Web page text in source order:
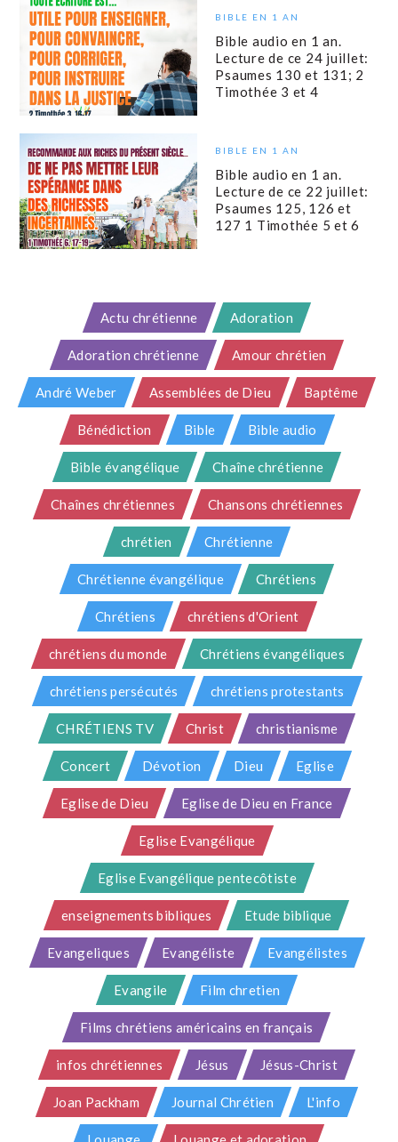
BIBLE EN 1 AN
Bible audio en 1 an.
Lecture de ce 24 juillet:
Psaumes 130 et 131; 2
Timothée 3 et 4
BIBLE EN 1 AN
Bible audio en 1 an.
Lecture de ce 22 juillet:
Psaumes 125, 126 et
127 1 Timothée 5 et 6
Actu chrétienne Adoration
Adoration chrétienne Amour chrétien
André Weber Assemblées de Dieu Baptême
Bénédiction Bible Bible audio
Bible évangélique Chaîne chrétienne
Chaînes chrétiennes Chansons chrétiennes
chrétien Chrétienne
Chrétienne évangélique Chrétiens
Chrétiens chrétiens d'Orient
chrétiens du monde Chrétiens évangéliques
chrétiens persécutés chrétiens protestants
CHRÉTIENS TV Christ christianisme
Concert Dévotion Dieu Eglise
Eglise de Dieu Eglise de Dieu en France
Eglise Evangélique
Eglise Evangélique pentecôtiste
enseignements bibliques Etude biblique
Evangeliques Evangéliste Evangélistes
Evangile Film chretien
Films chrétiens américains en français
infos chrétiennes Jésus Jésus-Christ
Joan Packham Journal Chrétien L'info